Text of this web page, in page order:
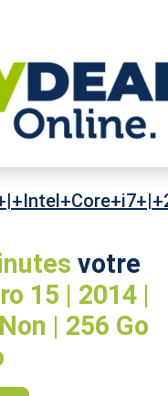
votre
15 | 2014 |
| 256 Go